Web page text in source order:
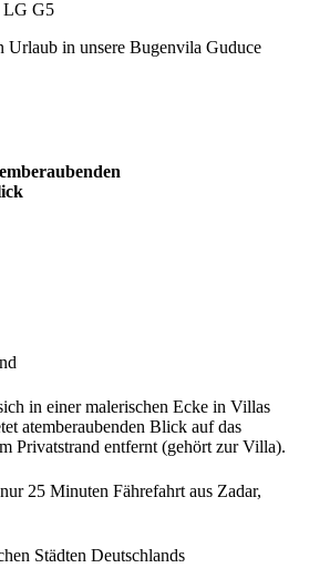
Urlaub in unsere Bugenvila Guduce
in einer malerischen Ecke in Villas
atemberaubenden Blick auf das
Privatstrand entfernt (gehört zur Villa).
25 Minuten Fährefahrt aus Zadar,
Städten Deutschlands